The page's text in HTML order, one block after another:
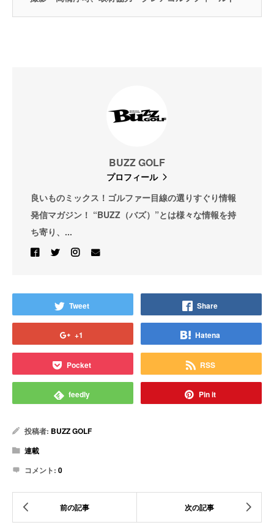
BUZZ GOLF
プロフィール
良いものミックス！ゴルファー目線の選りすぐり情報
発信マガジン！ “BUZZ（バズ）”とは様々な情報を持
ち寄り、...
Tweet Share
+1 Hatena
Pocket RSS
feedly Pin it
投稿者: BUZZ GOLF
連載
コメント: 0